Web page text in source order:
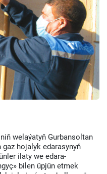
welaýatyň Gurbansoltan
gaz hojalyk edarasynyň
ilaty we edara-
bilen üpjün etmek